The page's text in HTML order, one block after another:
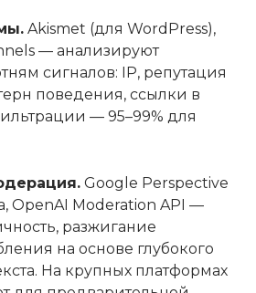
Akismet (для WordPress),
— анализируют
сигналов: IP, репутация
поведения, ссылки в
— 95–99% для
Google Perspective
OpenAI Moderation API —
разжигание
на основе глубокого
На крупных платформах